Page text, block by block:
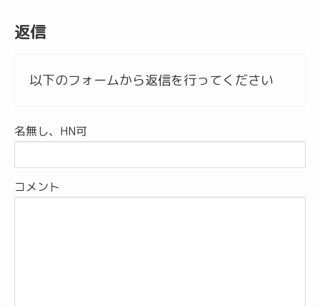
返信
以下のフォームから返信を行ってください
名無し、HN可
コメント